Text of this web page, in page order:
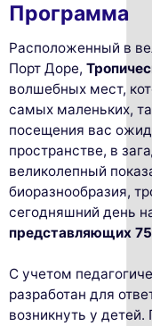
Программа
Расположенный в
Порт Доре,
волшебных мест,
самых маленьких,
посещения вас
пространстве, в
великолепный
биоразнообразия,
сегодняшний день
представляющих
С учетом
разработан для
возникнуть у